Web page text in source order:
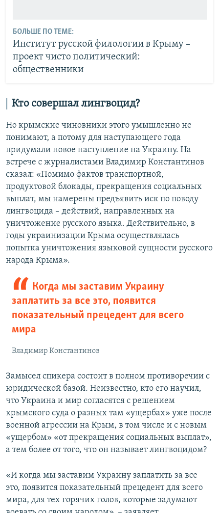
БОЛЬШЕ ПО ТЕМЕ:
Институт русской филологии в Крыму –
проект чисто политический:
общественники
Кто совершал лингвоцид?
Но крымские чиновники этого умышленно не
понимают, а потому для наступающего года
придумали новое наступление на Украину. На
встрече с журналистами Владимир Константинов
сказал: «Помимо фактов транспортной,
продуктовой блокады, прекращения социальных
выплат, мы намерены предъявить иск по поводу
лингвоцида – действий, направленных на
уничтожение русского языка. Действительно, в
годы украинизации Крыма осуществлялась
попытка уничтожения языковой сущности русского
народа Крыма».
Когда мы заставим Украину
заплатить за все это, появится
показательный прецедент для всего
мира
Владимир Константинов
Замысел спикера состоит в полном противоречии с
юридической базой. Неизвестно, кто его научил,
что Украина и мир согласятся с решением
крымского суда о разных там «ущербах» уже после
военной агрессии на Крым, в том числе и с новым
«ущербом» «от прекращения социальных выплат»,
а тем более от того, что он называет лингвоцидом?
«И когда мы заставим Украину заплатить за все
это, появится показательный прецедент для всего
мира, для тех горячих голов, которые задумают